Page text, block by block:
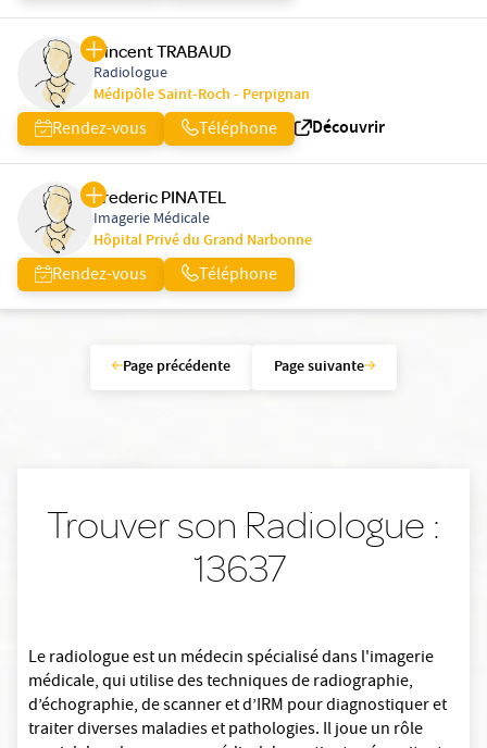
Vincent TRABAUD
Radiologue
Médipôle Saint-Roch - Perpignan
Rendez-vous Téléphone Découvrir
Frederic PINATEL
Imagerie Médicale
Hôpital Privé du Grand Narbonne
Rendez-vous Téléphone
Page précédente Page suivante
Trouver son Radiologue :
13637
Le radiologue est un médecin spécialisé dans l'imagerie
médicale, qui utilise des techniques de radiographie,
d’échographie, de scanner et d’IRM pour diagnostiquer et
traiter diverses maladies et pathologies. Il joue un rôle